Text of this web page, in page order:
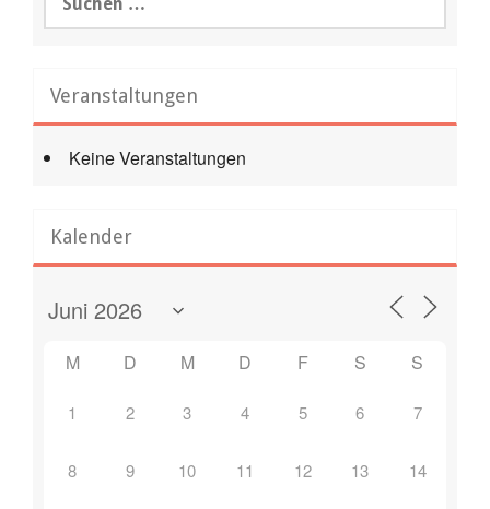
nach:
Veranstaltungen
Keine Veranstaltungen
Kalender
M D M D F S S
1 2 3 4 5 6 7
8 9 10 11 12 13 14